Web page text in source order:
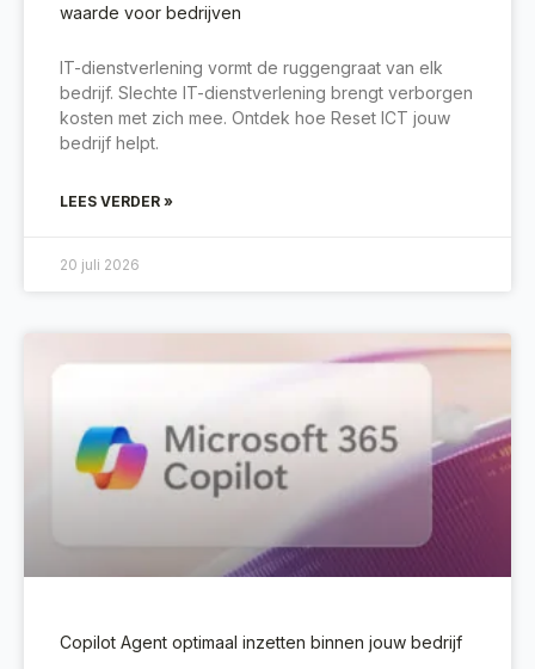
waarde voor bedrijven
IT-dienstverlening vormt de ruggengraat van elk
bedrijf. Slechte IT-dienstverlening brengt verborgen
kosten met zich mee. Ontdek hoe Reset ICT jouw
bedrijf helpt.
LEES VERDER »
20 juli 2026
Copilot Agent optimaal inzetten binnen jouw bedrijf